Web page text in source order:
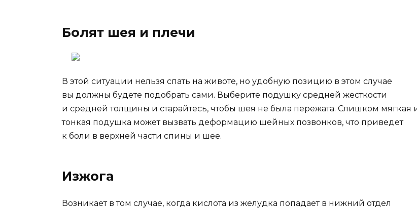
Болят шея и плечи
В этой ситуации нельзя спать на животе, но удобную позицию в этом случае
вы должны будете подобрать сами. Выберите подушку средней жесткости
и средней толщины и старайтесь, чтобы шея не была пережата. Слишком мягкая
тонкая подушка может вызвать деформацию шейных позвонков, что приведет
к боли в верхней части спины и шее.
Изжога
Возникает в том случае, когда кислота из желудка попадает в нижний отдел